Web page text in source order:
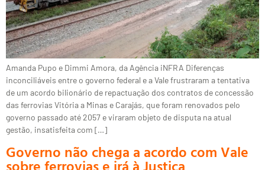
Amanda Pupo e Dimmi Amora, da Agência iNFRA Diferenças
inconciliáveis entre o governo federal e a Vale frustraram a tentativa
de um acordo bilionário de repactuação dos contratos de concessão
das ferrovias Vitória a Minas e Carajás, que foram renovados pelo
governo passado até 2057 e viraram objeto de disputa na atual
gestão, insatisfeita com […]
Governo não chega a acordo com Vale
sobre ferrovias e irá à Justiça